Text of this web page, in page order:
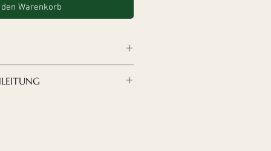
Warenkorb
sinddie Akustikplatten